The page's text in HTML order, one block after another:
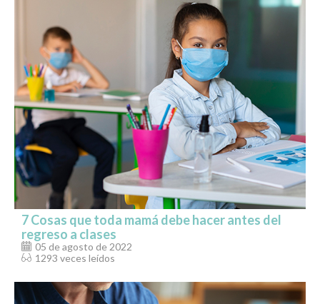
7 Cosas que toda mamá debe hacer antes del
regreso a clases
05 de agosto de 2022
1293 veces leídos